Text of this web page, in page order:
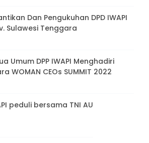
Publik Yang Bebas Dari
Pada Perempuan Dan Anak
Dan Pengukuhan DPD IWAPI
Sulawesi Tenggara
Umum DPP IWAPI Menghadiri
WOMAN CEOs SUMMIT 2022
peduli bersama TNI AU